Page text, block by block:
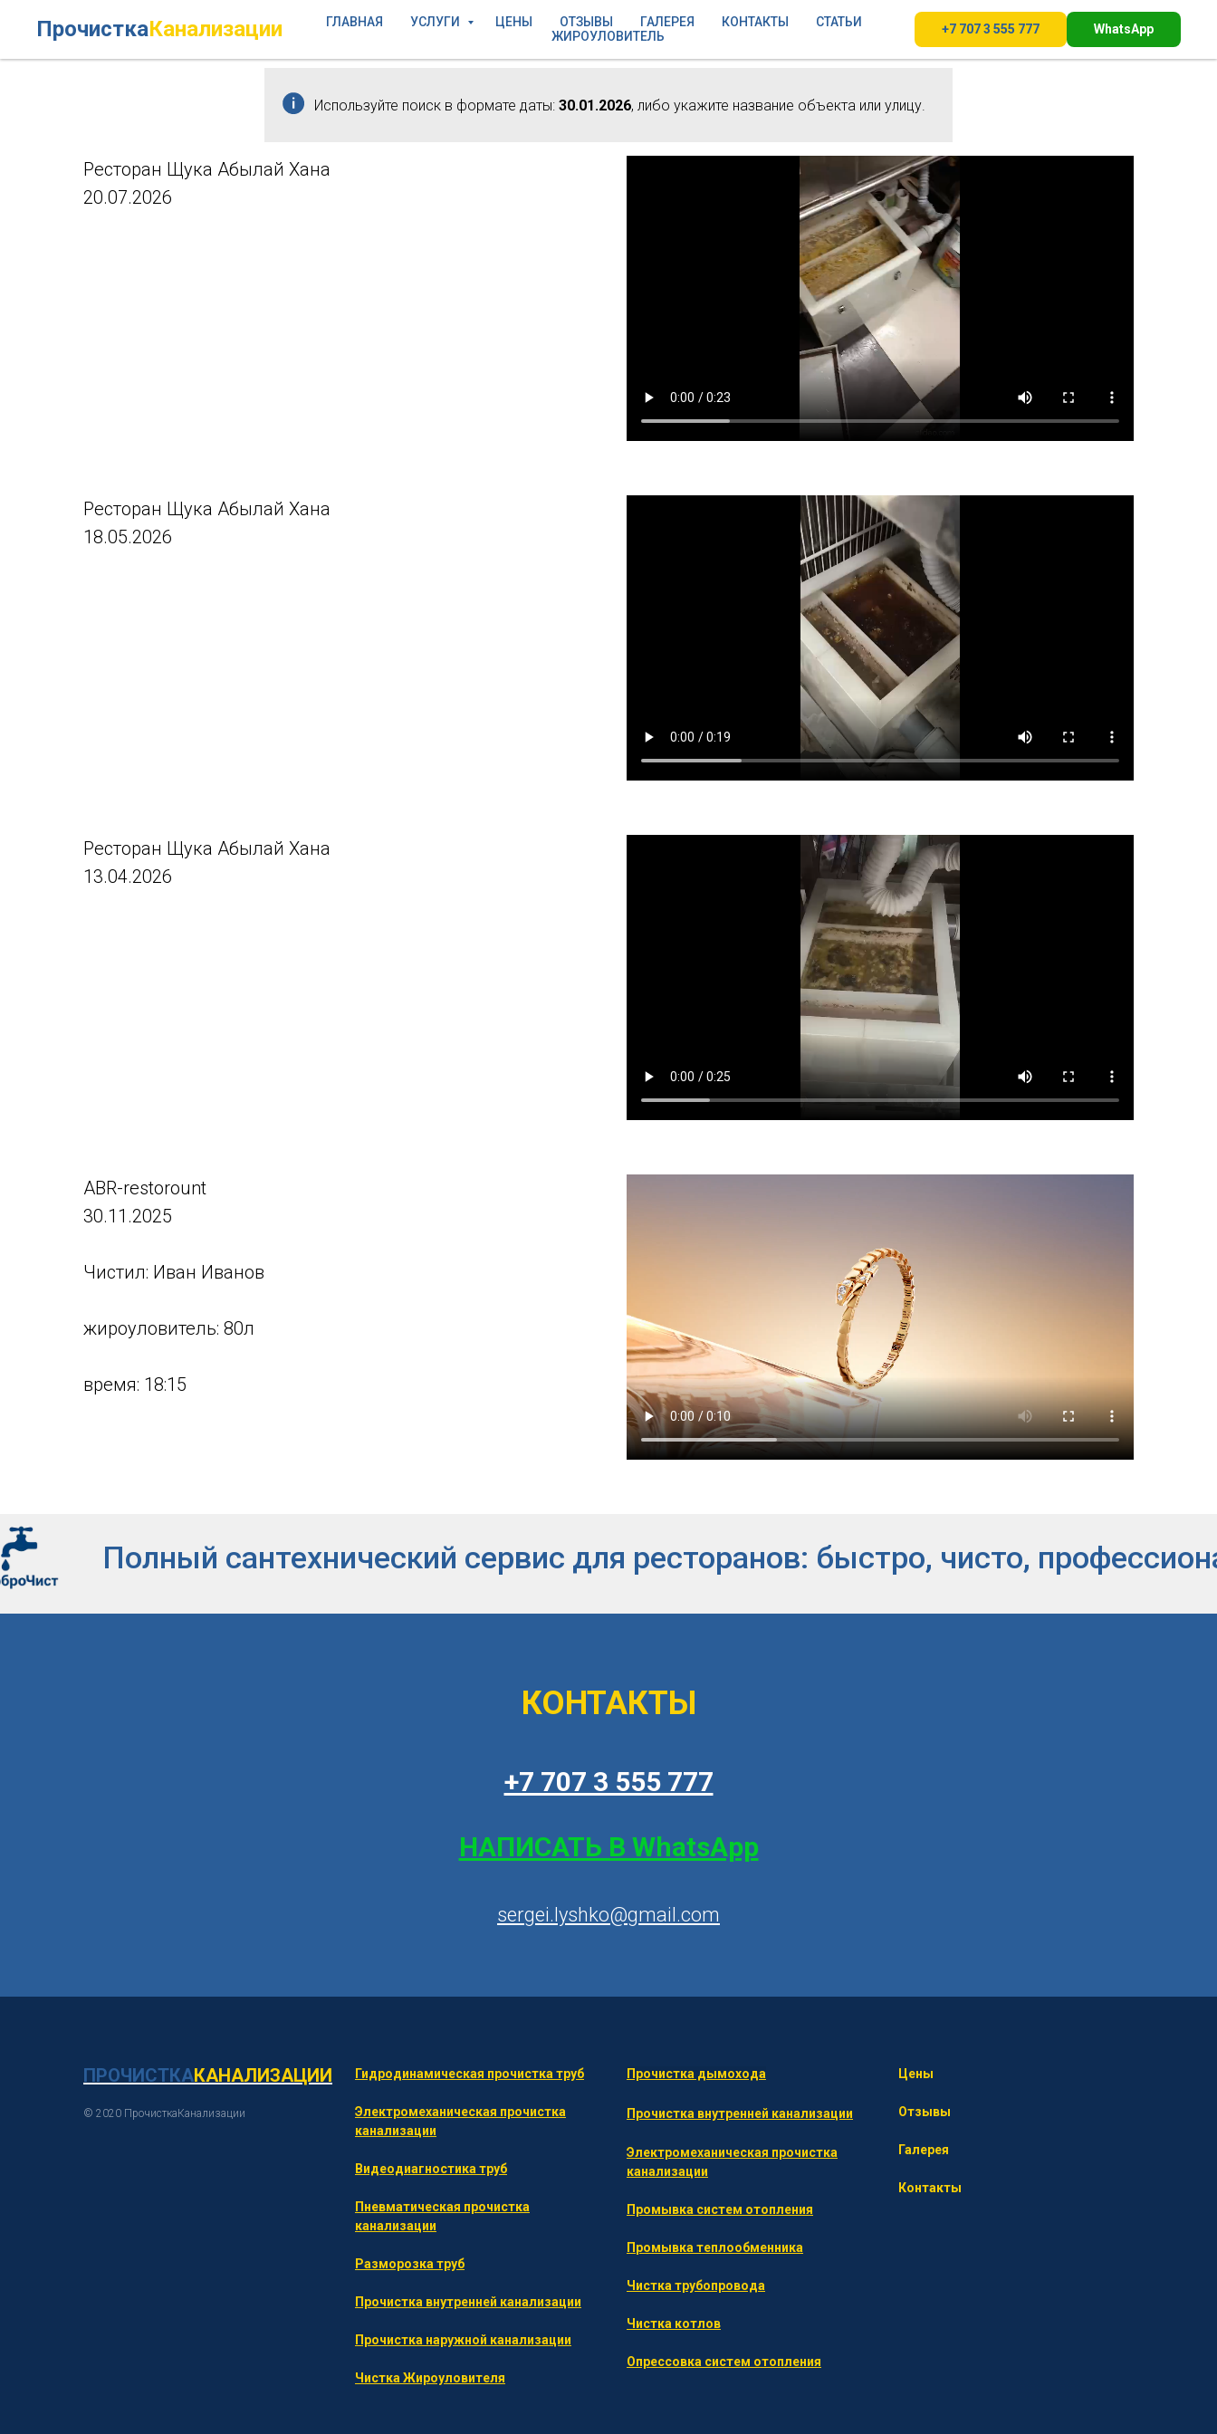
ПрочисткаКанализации ГЛАВНАЯ УСЛУГИ ЦЕНЫ ОТЗЫВЫ ГАЛЕРЕЯ КОНТАКТЫ
СТАТЬИ
ЖИРОУЛОВИТЕЛЬ
+7 707 3 555 777 WhatsApp
Используйте поиск в формате даты: 30.01.2026, либо укажите название объекта или улицу.
Ресторан Щука Абылай Хана
20.07.2026
Ресторан Щука Абылай Хана
18.05.2026
Ресторан Щука Абылай Хана
13.04.2026
ABR-restorount
30.11.2025
Чистил: Иван Иванов
жироуловитель: 80л
время: 18:15
Полный сантехнический сервис для ресторанов: быстро, чисто,
КОНТАКТЫ
+7 707 3 555 777
НАПИСАТЬ В WhatsApp
sergei.lyshko@gmail.com
ПРОЧИСТКАКАНАЛИЗАЦИИ
© 2020 ПрочисткаКанализации
Гидродинамическая прочистка труб
Электромеханическая прочистка
канализации
Видеодиагностика труб
Пневматическая прочистка
канализации
Разморозка труб
Прочистка внутренней канализации
Прочистка наружной канализации
Чистка Жироуловителя
Прочистка дымохода
Прочистка внутренней канализации
Электромеханическая прочистка
канализации
Промывка систем отопления
П ромывка теплообменника
Ч истка трубопровода
Ч истка котлов
Опрессовка систем отопления
Цены
Отзывы
Галерея
Контакты